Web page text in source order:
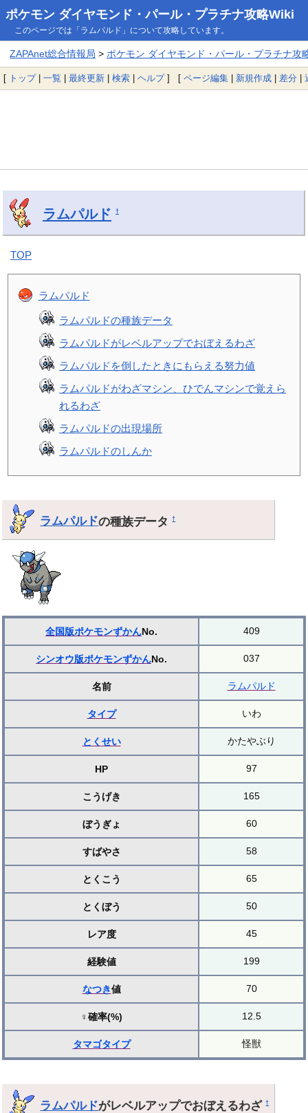
ポケモン ダイヤモンド・パール・プラチナ攻略Wiki
このページでは「ラムパルド」について攻略しています。
ZAPAnet総合情報局 > ポケモン ダイヤモンド・パール・プラチナ攻
[ トップ| 一覧 | 最終更新 | 検索 | ヘルプ] [ ページ編集 | 新規作成 | 差分 |
ラムパルド †
TOP
ラムパルド
ラムパルドの種族データ
ラムパルドがレベルアップでおぼえるわざ
ラムパルドを倒したときにもらえる努力値
ラムパルドがわざマシン、ひでんマシンで覚えら
れるわざ
ラムパルドの出現場所
ラムパルドのしんか
ラムパルドの種族データ†
全国版ポケモンずかんNo. 409
シンオウ版ポケモンずかんNo. 037
名前 ラムパルド
タイプ いわ
とくせい かたやぶり
HP 97
こうげき 165
ぼうぎょ 60
すばやさ 58
とくこう 65
とくぼう 50
レア度 45
経験値 199
なつき値 70
♀確率(%) 12.5
タマゴタイプ 怪獣
ラムパルドがレベルアップでおぼえるわざ†